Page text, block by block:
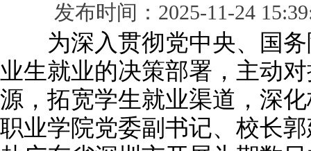
发布时间：2025-11-24
为深入贯彻党中央、国务
业生就业的决策部署，主动
源，拓宽学生就业渠道，深
职业学院党委副书记、校长